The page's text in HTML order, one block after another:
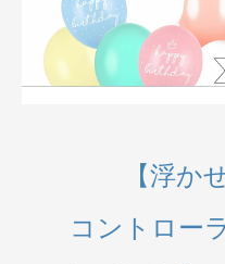
【浮か
コントロー